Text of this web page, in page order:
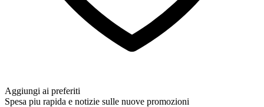
Aggiungi ai preferiti
Spesa piu rapida e notizie sulle nuove promozioni